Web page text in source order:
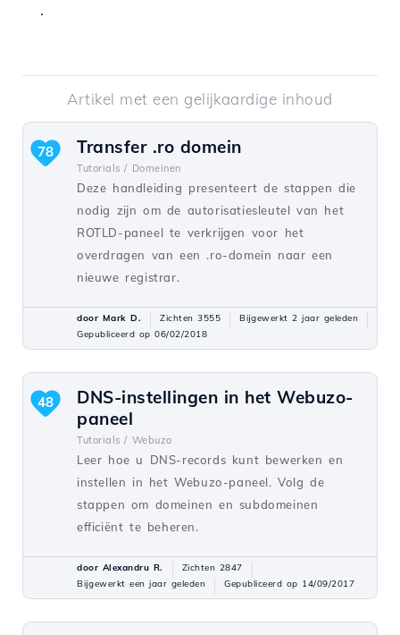
.
Artikel met een gelijkaardige inhoud
Transfer .ro domein
Tutorials / Domeinen
Deze handleiding presenteert de stappen die
nodig zijn om de autorisatiesleutel van het
ROTLD-paneel te verkrijgen voor het
overdragen van een .ro-domein naar een
nieuwe registrar.
78
door Mark D. Zichten 3555
Bijgewerkt 2 jaar geleden
Gepubliceerd op 06/02/2018
DNS-instellingen in het Webuzo-
paneel
Tutorials / Webuzo
Leer hoe u DNS-records kunt bewerken en
instellen in het Webuzo-paneel. Volg de
stappen om domeinen en subdomeinen
efficiënt te beheren.
48
door Alexandru R.
Zichten 2847
Bijgewerkt een jaar geleden
Gepubliceerd op 14/09/2017